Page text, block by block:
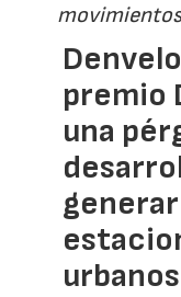
premio
una
urbanos